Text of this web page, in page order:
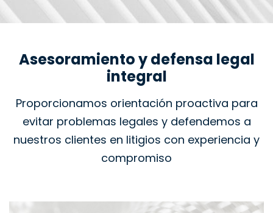
Asesoramiento y defensa legal
integral
Proporcionamos orientación proactiva para
evitar problemas legales y defendemos a
nuestros clientes en litigios con experiencia y
compromiso